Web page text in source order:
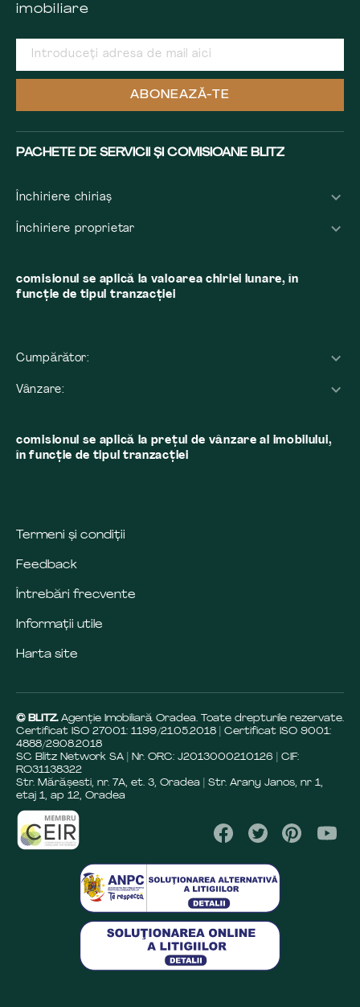
imobiliare
ABONEAZĂ-TE
PACHETE DE SERVICII ȘI COMISIOANE BLITZ
Închiriere chiriaș
Închiriere proprietar
comisionul se aplică la valoarea chiriei lunare, în
funcție de tipul tranzacției
Cumpărător:
Vânzare:
comisionul se aplică la preţul de vânzare al imobilului,
în funcţie de tipul tranzacţiei
Termeni și condiții
Feedback
Întrebări frecvente
Informații utile
Harta site
© BLITZ. Agenție Imobiliară Oradea. Toate drepturile rezervate.
Certificat ISO 27001: 1199/21.05.2018 | Certificat ISO 9001:
4888/29.08.2018
SC Blitz Network SA | Nr. ORC: J2013000210126 | CIF:
RO31138322
Str. Mărășesti, nr. 7A, et. 3, Oradea | Str. Arany Janos, nr 1,
etaj 1, ap 12, Oradea